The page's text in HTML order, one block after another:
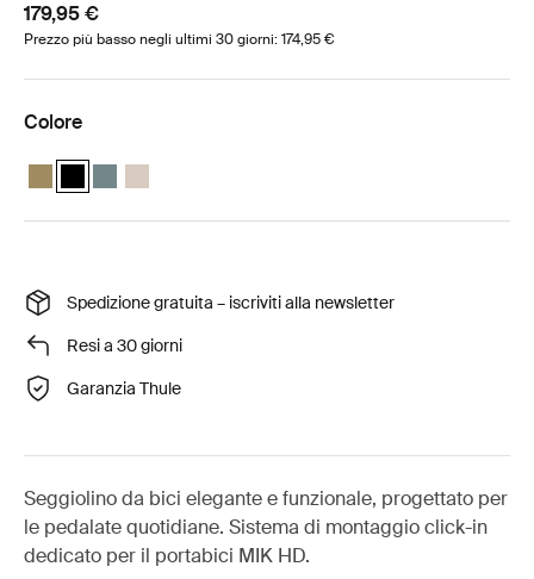
179,95 €
Prezzo più basso negli ultimi 30 giorni: 174,95 €
Colore
Thule Yepp 2 MIK HD Verde nutria
Thule Yepp 2 MIK HD Nero mezzanotte (selected)
Thule Yepp 2 MIK HD Blu medio
Thule Yepp 2 MIK HD Sabbia morbida
Spedizione gratuita – iscriviti alla newsletter
Resi a 30 giorni
Garanzia Thule
Seggiolino da bici elegante e funzionale, progettato per
le pedalate quotidiane. Sistema di montaggio click-in
dedicato per il portabici MIK HD.